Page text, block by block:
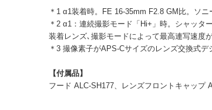
＊1 α1装着時。FE 16-35mm F2.8 GM比。ソニ
＊2 α1：連続撮影モード「Hi+」時。シャッタ
装着レンズ､撮影モードによって最高連写速度
＊3 撮像素子がAPS-Cサイズのレンズ交換式
【付属品】
フード ALC-SH177、レンズフロントキャップ